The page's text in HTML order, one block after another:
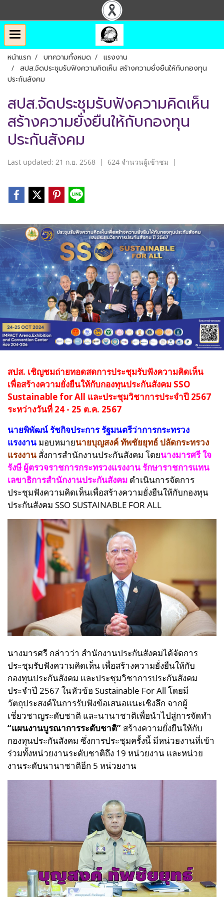
หน้าแรก บทความทั้งหมด
แรงงาน
สปส.จัดประชุมรับฟังความคิดเห็น สร้างความยั่งยืนให้กับกองทุน
ประกันสังคม
สปส.จัดประชุมรับฟังความคิดเห็น
สร้างความยั่งยืนให้กับกองทุน
ประกันสังคม
Last updated: 21 ก.ย. 2568 | 624 จำนวนผู้เข้าชม |
สปส. เชิญชมถ่ายทอดสดการประชุมรับฟังความคิดเห็น
เพื่อสร้างความยั่งยืนให้กับกองทุนประกันสังคม SSO
Sustainable for All และประชุมวิชาการประจำปี 2567
ระหว่างวันที่ 24 - 25 ต.ค. 2567
นายพิพัฒน์ รัชกิจประการ รัฐมนตรีว่าการกระทรวง
แรงงาน มอบหมายนายบุญสงค์ ทัพชัยยุทธ์ ปลัดกระทรวง
แรงงาน สั่งการสำนักงานประกันสังคม โดยนางมารศรี ใจ
รังษี ผู้ตรวจราชการกระทรวงแรงงาน รักษาราชการแทน
เลขาธิการสำนักงานประกันสังคม ดำเนินการจัดการ
ประชุมฟังความคิดเห็นเพื่อสร้างความยั่งยืนให้กับกองทุน
ประกันสังคม SSO SUSTAINABLE FOR ALL
นางมารศรี กล่าวว่า สำนักงานประกันสังคมได้จัดการ
ประชุมรับฟังความคิดเห็น เพื่อสร้างความยั่งยืนให้กับ
กองทุนประกันสังคม และประชุมวิชาการประกันสังคม
ประจำปี 2567 ในหัวข้อ Sustainable For All โดยมี
วัตถุประสงค์ในการรับฟังข้อเสนอแนะเชิงลึก จากผู้
เชี่ยวชาญระดับชาติ และนานาชาติเพื่อนำไปสู่การจัดทำ
“แผนงานบูรณาการระดับชาติ” สร้างความยั่งยืนให้กับ
กองทุนประกันสังคม ซึ่งการประชุมครั้งนี้ มีหน่วยงานที่เข้า
ร่วมทั้งหน่วยงานระดับชาติถึง 19 หน่วยงาน และหน่วย
งานระดับนานาชาติอีก 5 หน่วยงาน